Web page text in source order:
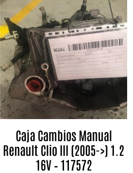
Caja Cambios Manual
Renault Clio III (2005->) 1.2
16V – 117572